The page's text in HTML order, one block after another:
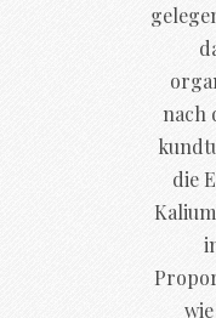
nach
die